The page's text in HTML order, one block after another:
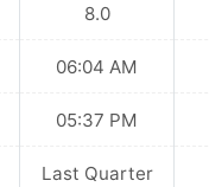
8.0
06:04 AM
05:37 PM
Last Quarter